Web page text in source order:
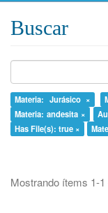
Buscar
Materia: Jurásico ×
Materia: andesita ×
Has File(s): true ×
Mostrando ítems 1-1